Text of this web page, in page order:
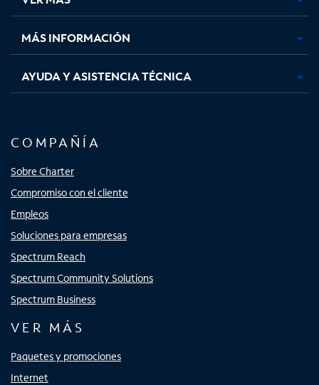
nuevanuevanuevanueva
MÁS INFORMACIÓN
AYUDA Y ASISTENCIA TÉCNICA
COMPAÑÍA
Sobre Charter
Compromiso con el cliente
Empleos
Soluciones para empresas
Spectrum Reach
Spectrum Community Solutions
Spectrum Business
VER MÁS
Paquetes y promociones
Internet